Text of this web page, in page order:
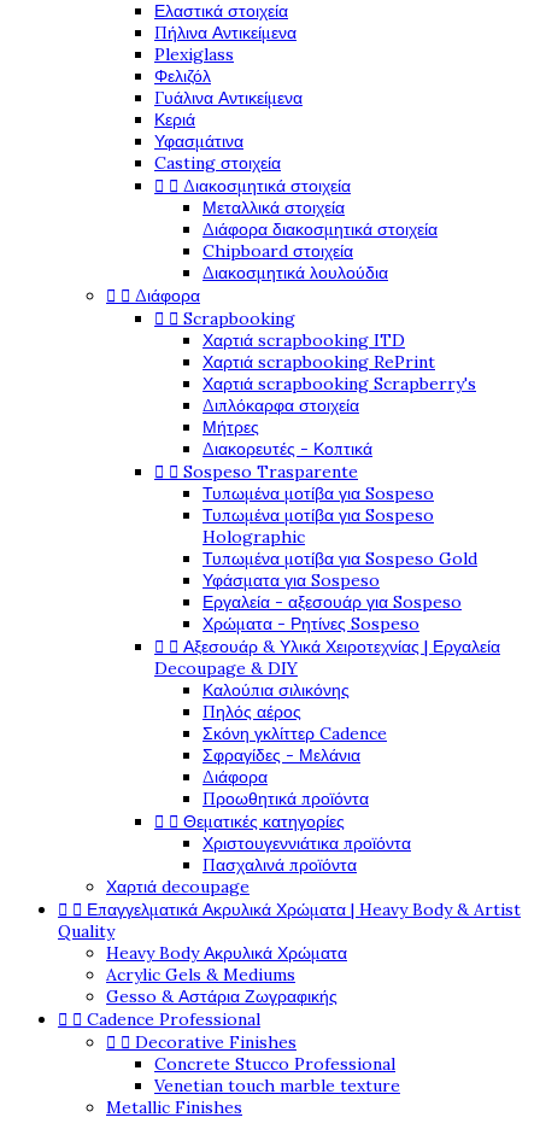
Ελαστικά στοιχεία
Πήλινα Αντικείμενα
Plexiglass
Φελιζόλ
Γυάλινα Αντικείμενα
Κεριά
Υφασμάτινα
Casting στοιχεία
  Διακοσμητικά στοιχεία
Μεταλλικά στοιχεία
Διάφορα διακοσμητικά στοιχεία
Chipboard στοιχεία
Διακοσμητικά λουλούδια
  Διάφορα
  Scrapbooking
Χαρτιά scrapbooking ITD
Χαρτιά scrapbooking RePrint
Χαρτιά scrapbooking Scrapberry's
Διπλόκαρφα στοιχεία
Μήτρες
Διακορευτές - Κοπτικά
  Sospeso Trasparente
Τυπωμένα μοτίβα για Sospeso
Τυπωμένα μοτίβα για Sospeso
Holographic
Τυπωμένα μοτίβα για Sospeso Gold
Υφάσματα για Sospeso
Εργαλεία - αξεσουάρ για Sospeso
Χρώματα - Ρητίνες Sospeso
  Αξεσουάρ & Υλικά Χειροτεχνίας | Εργαλεία
Decoupage & DIY
Καλούπια σιλικόνης
Πηλός αέρος
Σκόνη γκλίττερ Cadence
Σφραγίδες - Μελάνια
Διάφορα
Προωθητικά προϊόντα
  Θεματικές κατηγορίες
Χριστουγεννιάτικα προϊόντα
Πασχαλινά προϊόντα
Χαρτιά decoupage
  Επαγγελματικά Ακρυλικά Χρώματα | Heavy Body & Artist
Quality
Heavy Body Ακρυλικά Χρώματα
Acrylic Gels & Mediums
Gesso & Αστάρια Ζωγραφικής
  Cadence Professional
  Decorative Finishes
Concrete Stucco Professional
Venetian touch marble texture
Metallic Finishes